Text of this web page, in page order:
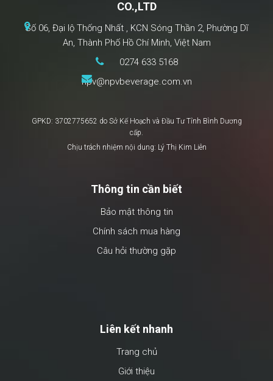
CO.,LTD
Số 06, Đại lộ Thống Nhất , KCN Sóng Thần 2, Phường Dĩ
An, Thành Phố Hồ Chí Minh, Việt Nam
0274 633 5168
npv@npvbeverage.com.vn
GPKD: 3702775652 do Sở Kế Hoạch và Đầu Tư Tỉnh Bình Dương
cấp.
Chịu trách nhiệm nội dung: Lý Thị Kim Liên
Thông tin cần biết
Bảo mật thông tin
Chính sách mua hàng
Câu hỏi thường gặp
Liên kết nhanh
Trang chủ
Giới thiệu